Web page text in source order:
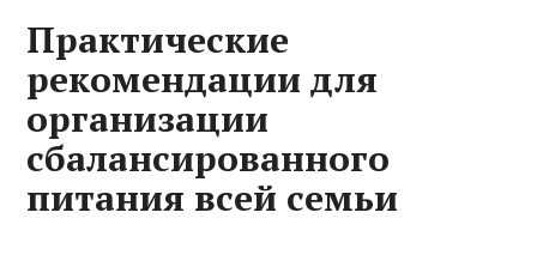
Практические
рекомендации для
организации
сбалансированного
питания всей семьи